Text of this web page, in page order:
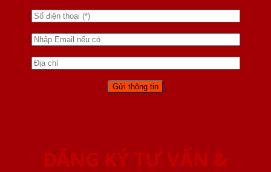
ĐĂNG KÝ TƯ VẤN &